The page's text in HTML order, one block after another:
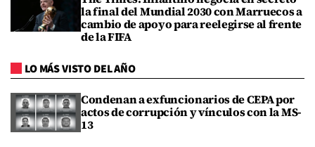
la final del Mundial 2030 con Marruecos a
cambio de apoyo para reelegirse al frente
de la FIFA
LO MÁS VISTO DEL AÑO
Condenan a exfuncionarios de CEPA por
actos de corrupción y vínculos con la MS-
13